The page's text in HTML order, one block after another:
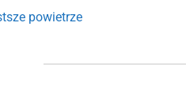
powietrze